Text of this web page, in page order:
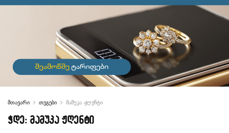
მთავარი თეგები მამუკა ჟღენტი
ჭდე: მამუკა ჟღენტი